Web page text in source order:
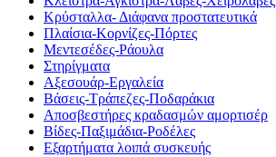
Κρύσταλλα- Διάφανα προστατευτικά
Πλαίσια-Κορνίζες-Πόρτες
Μεντεσέδες-Ράουλα
Στηρίγματα
Αξεσουάρ-Εργαλεία
Βάσεις-Τράπεζες-Ποδαράκια
Αποσβεστήρες κραδασμών αμορτισέρ
Βίδες-Παξιμάδια-Ροδέλες
Εξαρτήματα λοιπά συσκευής